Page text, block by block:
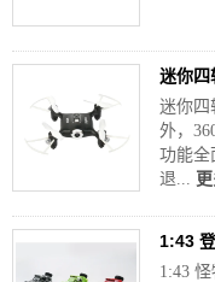
迷你四
迷你四
外，
功能
退...
1:43
1:43